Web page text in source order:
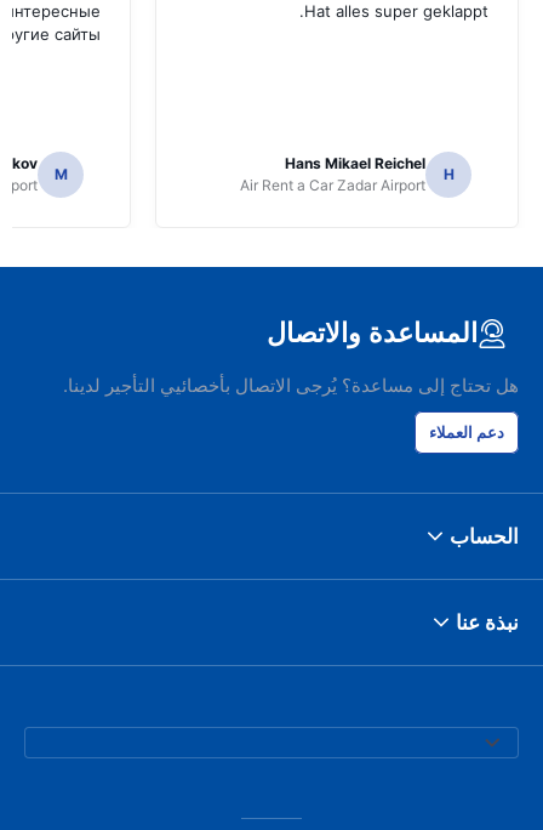
Hat alles super geklappt.
H
Hans Mikael Reichel
Air Rent a Car Zadar Airport
интересные
сайты.
M
المساعدة والاتصال
هل تحتاج إلى مساعدة؟ يُرجى الاتصال بأخصائيي التأجير لدينا.
دعم العملاء
الحساب
نبذة عنا